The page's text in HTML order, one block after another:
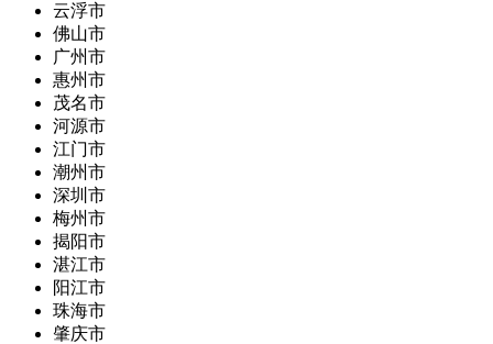
云浮市
佛山市
广州市
惠州市
茂名市
河源市
江门市
潮州市
深圳市
梅州市
揭阳市
湛江市
阳江市
珠海市
肇庆市